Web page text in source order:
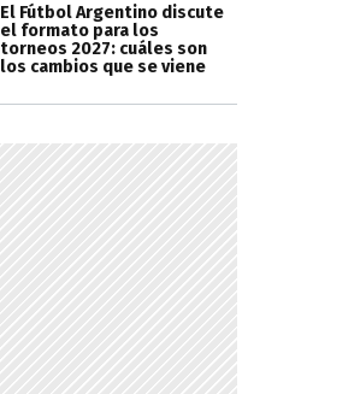
El Fútbol Argentino discute
el formato para los
torneos 2027: cuáles son
los cambios que se viene